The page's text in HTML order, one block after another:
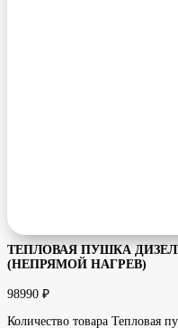
ТЕПЛОВАЯ ПУШКА
(НЕПРЯМОЙ НАГРЕВ)
98990 ₽
Количество товара Тепловая